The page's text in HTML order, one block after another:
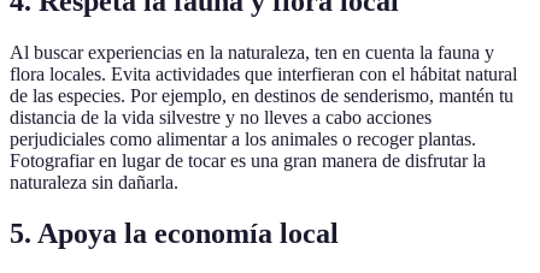
Al buscar experiencias en la naturaleza, ten en cuenta la fauna y
flora locales. Evita actividades que interfieran con el hábitat natural
de las especies. Por ejemplo, en destinos de senderismo, mantén tu
distancia de la vida silvestre y no lleves a cabo acciones
perjudiciales como alimentar a los animales o recoger plantas.
Fotografiar en lugar de tocar es una gran manera de disfrutar la
naturaleza sin dañarla.
5. Apoya la economía local